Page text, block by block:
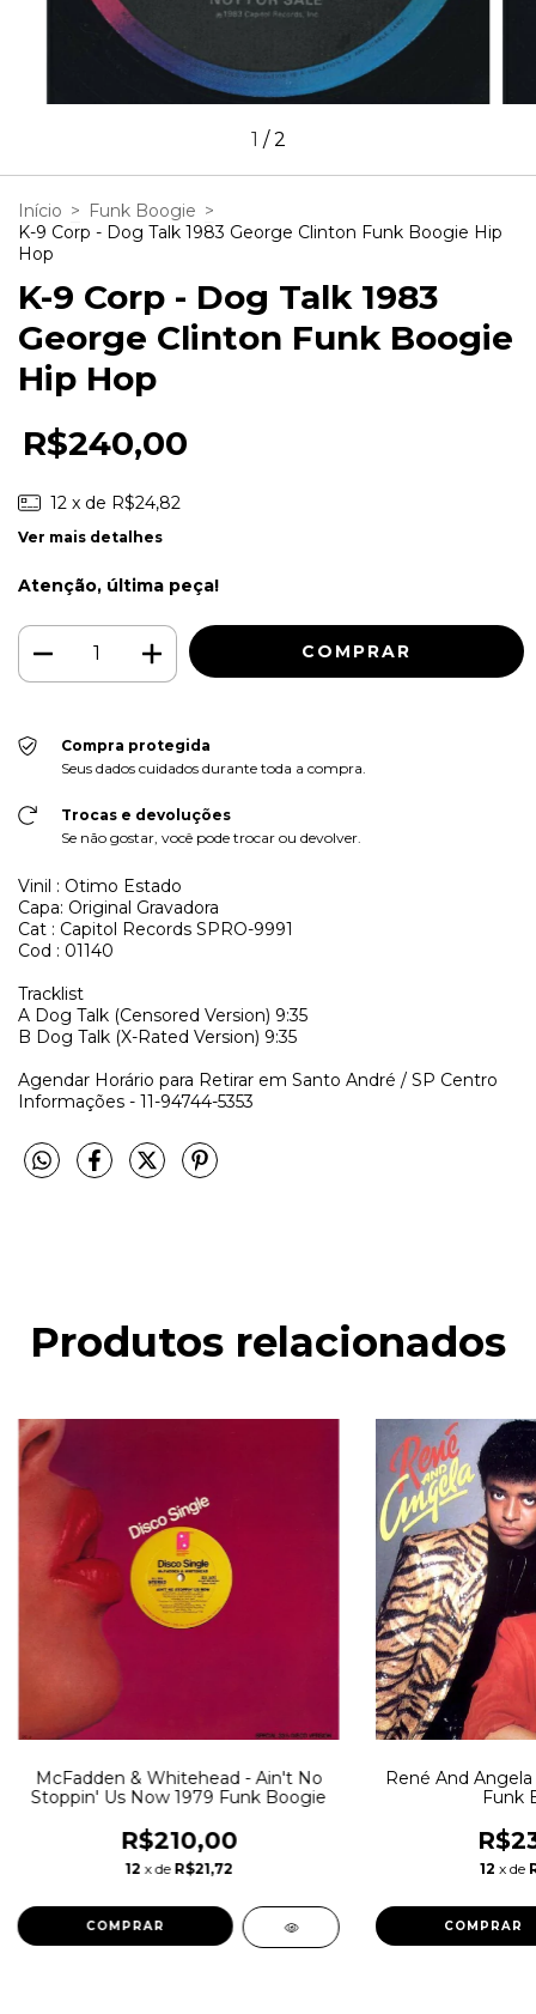
1 /2
Início > Funk Boogie >
K-9 Corp - Dog Talk 1983 George Clinton Funk Boogie Hip
Hop
K-9 Corp - Dog Talk 1983
George Clinton Funk Boogie
Hip Hop
R$240,00
12 x de R$24,82
Ver mais detalhes
Atenção, última peça!
Compra protegida
Seus dados cuidados durante toda a compra.
Trocas e devoluções
Se não gostar, você pode trocar ou devolver.
Vinil : Otimo Estado
Capa: Original Gravadora
Cat : Capitol Records SPRO-9991
Cod : 01140
Tracklist
A Dog Talk (Censored Version) 9:35
B Dog Talk (X-Rated Version) 9:35
Agendar Horário para Retirar em Santo André / SP Centro
Informações - 11-94744-5353
Produtos relacionados
McFadden & Whitehead - Ain't No
Stoppin' Us Now 1979 Funk Boogie
R$210,00
12 x de R$21,72
René And
Funk
12 x de